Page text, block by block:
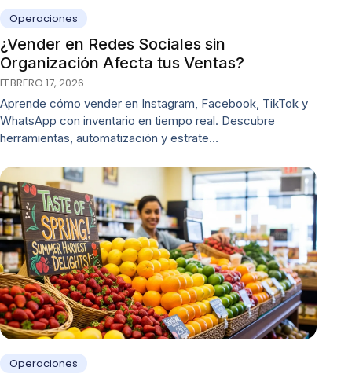
Operaciones
¿Vender en Redes Sociales sin
Organización Afecta tus Ventas?
FEBRERO 17, 2026
Aprende cómo vender en Instagram, Facebook, TikTok y
WhatsApp con inventario en tiempo real. Descubre
herramientas, automatización y estrate…
Operaciones